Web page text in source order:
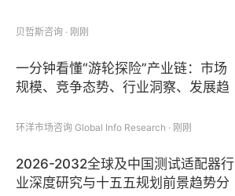
贝哲斯咨询 · 刚刚
一分钟看懂“游轮探险”产业链：市场
规模、竞争态势、行业洞察、发展趋
环洋市场咨询 Global Info Research · 刚刚
2026-2032全球及中国测试适配器行
业深度研究与十五五规划前景趋势分